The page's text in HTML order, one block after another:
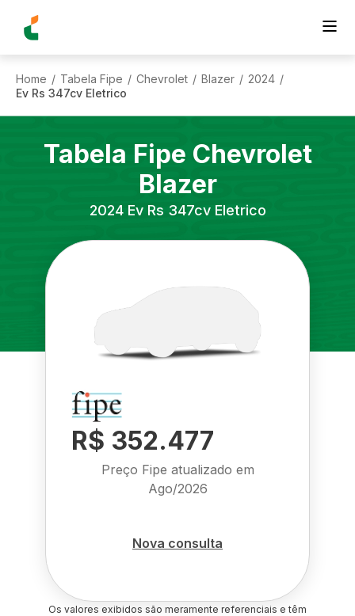
Home / Tabela Fipe / Chevrolet / Blazer / 2024 /
Ev Rs 347cv Eletrico
Tabela Fipe Chevrolet
Blazer
2024 Ev Rs 347cv Eletrico
R$ 352.477
Preço Fipe atualizado em
Ago/2026
Nova consulta
Os valores exibidos são meramente referenciais e têm